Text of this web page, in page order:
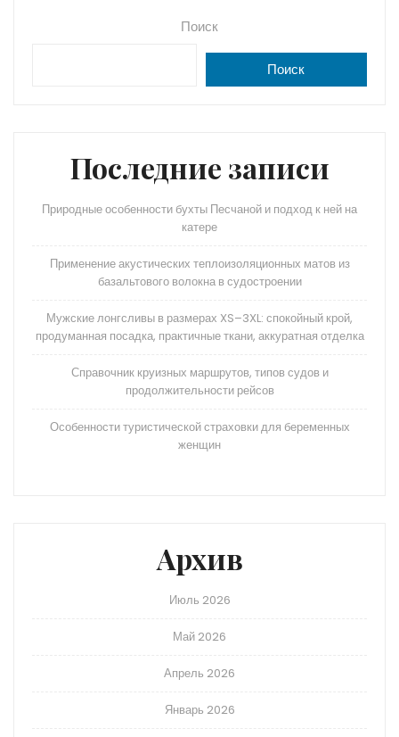
Поиск
Поиск
Последние записи
Природные особенности бухты Песчаной и подход к ней на
катере
Применение акустических теплоизоляционных матов из
базальтового волокна в судостроении
Мужские лонгсливы в размерах XS–3XL: спокойный крой,
продуманная посадка, практичные ткани, аккуратная отделка
Справочник круизных маршрутов, типов судов и
продолжительности рейсов
Особенности туристической страховки для беременных
женщин
Архив
Июль 2026
Май 2026
Апрель 2026
Январь 2026